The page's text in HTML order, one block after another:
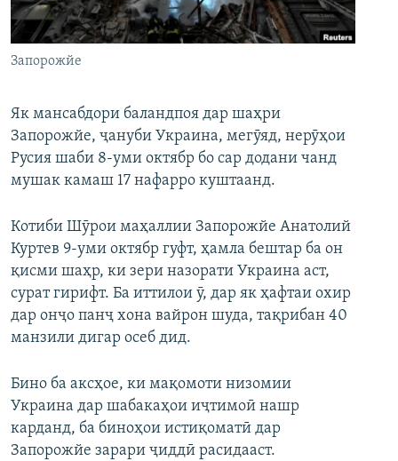
ГУЗОРИШҲОИ РАДИОӢ
Русский
Запорожйе
Як мансабдори баландпоя дар шаҳри
Запорожйе, ҷануби Украина, мегӯяд, нерӯҳои
Русия шаби 8-уми октябр бо сар додани чанд
мушак камаш 17 нафарро куштаанд.
Котиби Шӯрои маҳаллии Запорожйе Анатолий
Куртев 9-уми октябр гуфт, ҳамла бештар ба он
қисми шаҳр, ки зери назорати Украина аст,
сурат гирифт. Ба иттилои ӯ, дар як ҳафтаи охир
дар онҷо панҷ хона вайрон шуда, тақрибан 40
манзили дигар осеб дид.
Бино ба аксҳое, ки мақомоти низомии
Украина дар шабакаҳои иҷтимоӣ нашр
карданд, ба биноҳои истиқоматӣ дар
Запорожйе зарари ҷиддӣ расидааст.